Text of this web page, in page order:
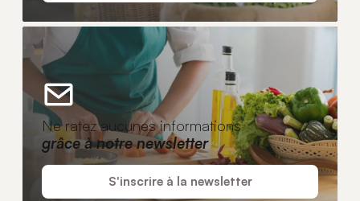
Ne ratez aucunes informations
grâce à notre newsletter
S'inscrire à la newsletter